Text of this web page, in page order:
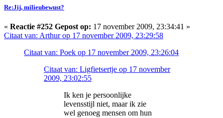
Re:Jij, milieubewust?
« Reactie #252 Gepost op: 17 november 2009, 23:34:41 »
Citaat van: Arthur op 17 november 2009, 23:29:58
Citaat van: Poek op 17 november 2009, 23:26:04
Citaat van: Ligfietsertje op 17 november
2009, 23:02:55
Ik ken je persoonlijke
levensstijl niet, maar ik zie
wel genoeg mensen om hun